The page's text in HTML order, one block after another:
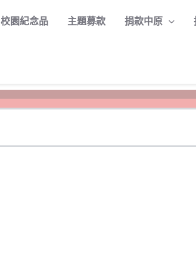
校園紀念品 主題募款 捐款中原